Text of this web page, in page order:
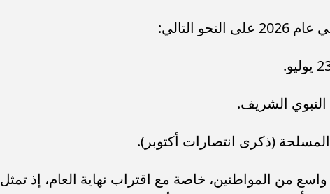
التالي:
من المواطنين، خاصة مع اقتراب نهاية العام، إذ تمثل